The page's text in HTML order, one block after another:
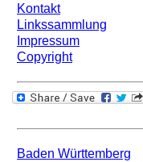
Kontakt
Linkssammlung
Impressum
Copyright
Baden Württemberg